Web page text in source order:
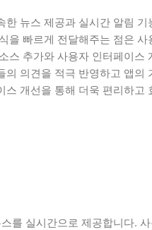
한 뉴스 제공과 실시간 알림
을 빠르게 전달해주는 점은
스 추가와 사용자 인터페이스
의 의견을 적극 반영하고 앱
스 개선을 통해 더욱 편리하고
를 실시간으로 제공합니다.